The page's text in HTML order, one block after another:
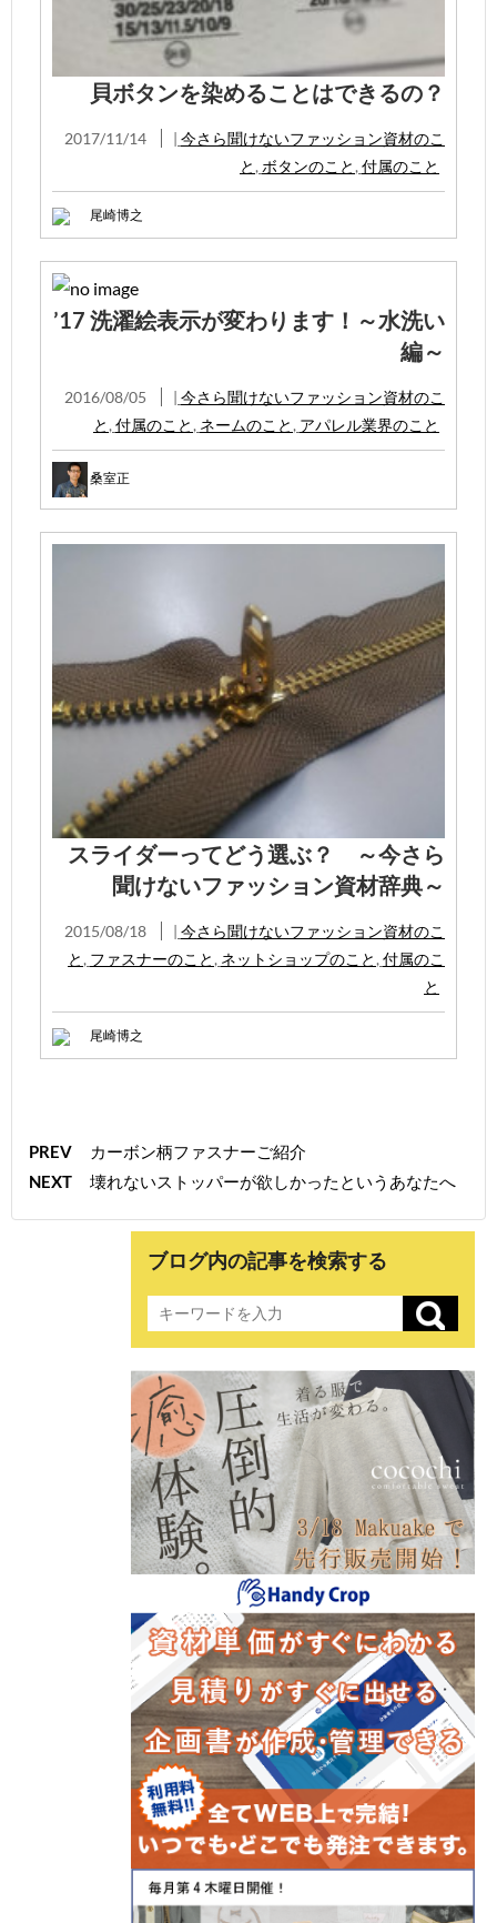
貝ボタンを染めることはできるの？
2017/11/14 | 今さら聞けないファッション資材のこ
と , ボタンのこと , 付属のこと
尾崎博之
’17 洗濯絵表示が変わります！～水洗い
編～
2016/08/05 | 今さら聞けないファッション資材のこ
と , 付属のこと , ネームのこと , アパレル業界のこと
桑室正
スライダーってどう選ぶ？ ～今さら
聞けないファッション資材辞典～
2015/08/18
今さら聞けないファッション資材のこ
と, ファスナーのこと, ネットショップのこと,付属のこ
と
尾崎博之
PREV
カーボン柄ファスナーご紹介
NEXT
壊れないストッパーが欲しかったというあなたへ
ブログ内の記事を検索する